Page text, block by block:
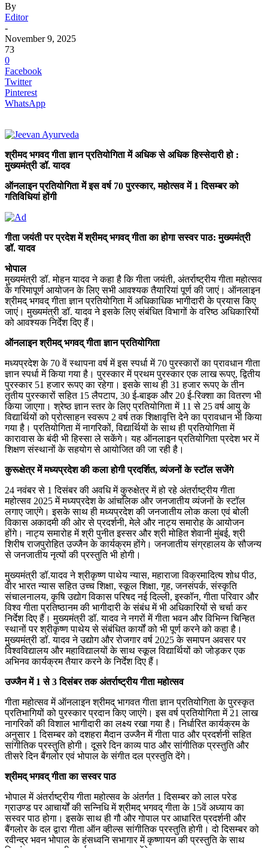
By
Editor
-
November 9, 2025
73
0
Facebook
Twitter
Pinterest
WhatsApp
श्रीमद भगवद गीता ज्ञान प्रतियोगिता में अधिक से अधिक हिस्सेदारी हो :
मुख्यमंत्री डॉ. यादव
ऑनलाइन प्रतियोगिता में इस वर्ष 70 पुरस्कार, महोत्सव में 1 दिसम्बर को
गतिविधियां होंगी
गीता जयंती पर प्रदेश में श्रीमद् भगवद् गीता का होगा सस्वर पाठ: मुख्यमंत्री
डॉ. यादव
भोपाल
मुख्यमंत्री डॉ. मोहन यादव ने कहा है कि गीता जयंती, अंतर्राष्ट्रीय गीता महोत्सव
के गरिमापूर्ण आयोजन के लिए सभी आवश्यक तैयारियां पूर्ण की जाएं। ऑनलाइन
श्रीमद् भगवद् गीता ज्ञान प्रतियोगिता में अधिकाधिक भागीदारी के प्रयास किए
जाएं। मुख्यमंत्री डॉ. यादव ने इसके लिए संबंधित विभागों के वरिष्ठ अधिकारियों
को आवश्यक निर्देश दिए हैं।
ऑनलाइन श्रीमद् भगवद् गीता ज्ञान प्रतियोगिता
मध्यप्रदेश के 70 वें स्थापना वर्ष में इस स्पर्धा में 70 पुरस्कारों का प्रावधान गीता
ज्ञान स्पर्धा में किया गया है। पुरस्कार में प्रथम पुरस्कार एक लाख रूपए, द्वितीय
पुरस्कार 51 हजार रूपए का रहेगा। इसके साथ ही 31 हजार रूपए के तीन
तृतीय पुरस्कारों सहित 15 लैपटाप, 30 ई-बाइक और 20 ई-रिक्शा का वितरण भी
किया जाएगा। श्रेष्ठ ज्ञान स्तर के लिए प्रतियोगिता में 11 से 25 वर्ष आयु के
विद्यार्थियों को प्रोत्साहन स्वरूप 2 वर्ष तक शिक्षावृत्ति देने का प्रावधान भी किया
गया है। प्रतियोगिता में नागरिकों, विद्यार्थियों के साथ ही प्रतियोगिता में
कारावास के बंदी भी हिस्सा ले सकेंगे। यह ऑनलाइन प्रतियोगिता प्रदेश भर में
शिक्षण संस्थानों के सहयोग से आयोजित की जा रही है।
कुरूक्षेत्र में मध्यप्रदेश की कला होगी प्रदर्शित, व्यंजनों के स्टॉल सजेंगे
24 नवंबर से 1 दिसंबर की अवधि में कुरुक्षेत्र में हो रहे अंतर्राष्ट्रीय गीता
महोत्सव 2025 में मध्यप्रदेश के आंचलिक और जनजातीय व्यंजनों के स्टॉल
लगाए जाएंगे। इसके साथ ही मध्यप्रदेश की जनजातीय लोक कला एवं बोली
विकास अकादमी की ओर से प्रदर्शनी, मेले और नाट्य समारोह के आयोजन
होंगे। नाट्य समारोह में श्री पुनीत इस्सर और श्री मोहित शेवानी मुंबई, श्री
शिरीष राजपुरोहित उज्जैन के कार्यक्रम होंगे। जनजातीय संग्रहालय के सौजन्य
से जनजातीय नृत्यों की प्रस्तुति भी होगी।
मुख्यमंत्री डॉ.यादव ने श्रीकृष्ण पाथेय न्यास, महाराजा विक्रमादित्य शोध पीठ,
वीर भारत न्यास सहित उच्च शिक्षा, स्कूल शिक्षा, गृह, जनसंपर्क, संस्कृति
संचालनालय, कृषि उद्योग विकास परिषद नई दिल्ली, इस्कॉन, गीता परिवार और
विश्व गीता प्रतिष्ठानम की भागीदारी के संबंध में भी अधिकारियों से चर्चा कर
निर्देश दिए हैं। मुख्यमंत्री डॉ. यादव ने नगरों में गीता भवन और विभिन्न चिन्हित
स्थानों पर श्रीकृष्ण पाथेय से संबंधित कार्यों को भी पूर्ण करने को कहा है।
मुख्यमंत्री डॉ. यादव ने उद्योग और रोजगार वर्ष 2025 के समापन अवसर पर
विश्वविद्यालय और महाविद्यालयों के साथ स्कूल विद्यार्थियों को जोड़कर एक
अभिनव कार्यक्रम तैयार करने के निर्देश दिए हैं।
उज्जैन में 1 से 3 दिसंबर तक अंतर्राष्ट्रीय गीता महोत्सव
गीता महोत्सव में ऑनलाइन श्रीमद् भागवत गीता ज्ञान प्रतियोगिता के पुरस्कृत
प्रतिभागियों को पुरस्कार प्रदान किए जाएंगे। इस वर्ष प्रतियोगिता में 21 लाख
नागरिकों की विशाल भागीदारी का लक्ष्य रखा गया है। निर्धारित कार्यक्रम के
अनुसार 1 दिसम्बर को दशहरा मैदान उज्जैन में गीता पाठ और प्रदर्शनी सहित
सांगीतिक प्रस्तुति होगी। दूसरे दिन काव्य पाठ और सांगीतिक प्रस्तुति और
तीसरे दिन बैंगलोर एवं भोपाल के संगीत दल प्रस्तुति देंगे।
श्रीमद् भगवद् गीता का सस्वर पाठ
भोपाल में अंतर्राष्ट्रीय गीता महोत्सव के अंतर्गत 1 दिसम्बर को लाल परेड
ग्राउण्ड पर आचार्यों की सन्निधि में श्रीमद् भगवद् गीता के 15वें अध्याय का
सस्वर पाठ होगा। इसके साथ ही गौ और गोपाल पर आधारित प्रदर्शनी और
बैंगलोर के दल द्वारा गीता ऑन व्हील्स सांगीतिक प्रस्तुति होगी। दो दिसम्बर को
रवीन्द्र भवन भोपाल के हंसध्वनि सभागार में कृष्णायन की प्रस्तुति के साथ